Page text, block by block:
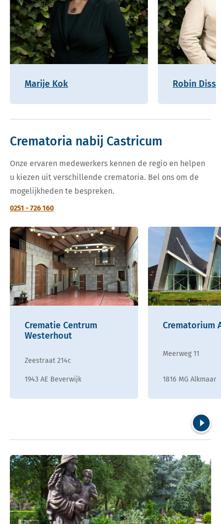
Marije Kok Robin
Crematoria nabij Castricum
Onze ervaren medewerkers kennen de regio en helpen
u kiezen uit verschillende crematoria. Bel ons om de
mogelijkheden te bespreken.
0251 - 726 160
Crematie Centrum
Westerhout
Zeestraat 214c
1943 AE Beverwijk
Crematorium
Meerweg 11
1816 MG Alkmaar